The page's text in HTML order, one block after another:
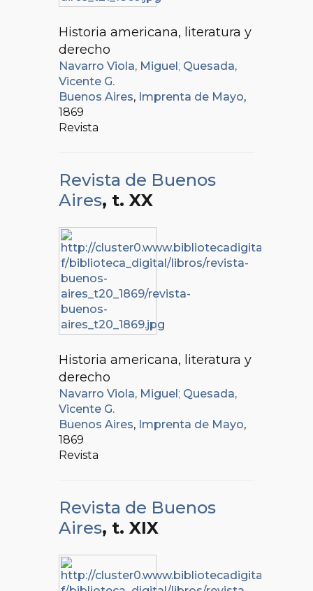
Historia americana, literatura y
derecho
Navarro Viola, Miguel ; Quesada,
Vicente G.
Buenos Aires, Imprenta de Mayo,
1869
Revista
Revista de Buenos
Aires, t. XX
Historia americana, literatura y
derecho
Navarro Viola, Miguel ; Quesada,
Vicente G.
Buenos Aires, Imprenta de Mayo,
1869
Revista
Revista de Buenos
Aires, t. XIX